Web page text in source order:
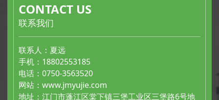
CONTACT US
联系我们
联系人：夏远
手机：18802553185
电话：0750-3563520
网站： www.jmyujie.com
地址：江门市蓬江区棠下镇三堡工业区三堡路6号地